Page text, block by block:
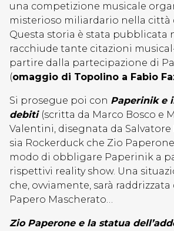
una competizione musicale
misterioso miliardario nella città
Questa storia è stata pubblicata
racchiude tante citazioni
partire dalla partecipazione di
(omaggio di Topolino a Fabio
Si prosegue poi con Paperinik e
debiti (scritta da Marco Bosco e
Valentini, disegnata da Salvatore
sia Rockerduck che Zio
modo di obbligare Paperinik a
rispettivi reality show. Una
che, ovviamente, sarà raddrizzata
Papero Mascherato…
Zio Paperone e la statua